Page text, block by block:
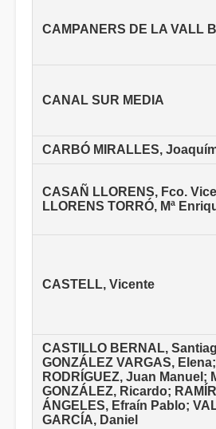
CAMPANERS DE LA VALL
CANAL SUR MEDIA
CARBÓ MIRALLES,
CASAÑ LLORENS, Fco.
LLORENS TORRÓ, Mª
CASTELL, Vicente
CASTILLO BERNAL,
GONZÁLEZ VARGAS,
RODRÍGUEZ, Juan Manuel;
GONZÁLEZ, Ricardo;
ÁNGELES, Efraín Pablo;
GARCÍA, Daniel